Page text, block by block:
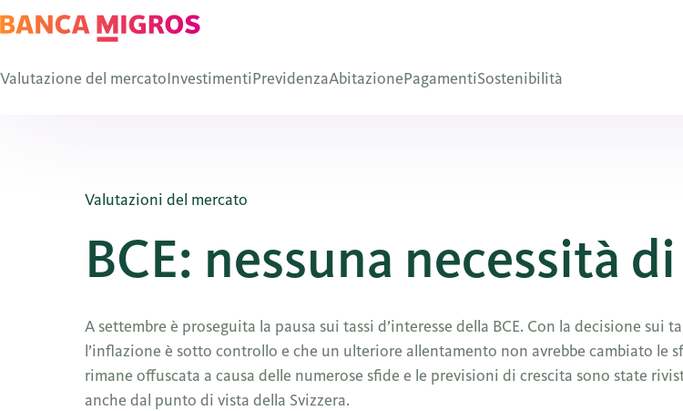
Valutazione del mercatoInvestimentiPrevidenzaAbitazionePagamentiSostenibilità
Valutazioni del mercato
BCE: nessuna necessità
A settembre è proseguita la pausa sui tassi d’interesse della BCE. Con la decisione sui
l’inflazione è sotto controllo e che un ulteriore allentamento non avrebbe cambiato le
rimane offuscata a causa delle numerose sfide e le previsioni di crescita sono state
anche dal punto di vista della Svizzera.